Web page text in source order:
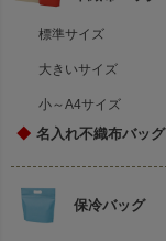
標準サイズ
大きいサイズ
小～A4サイズ
◆ 名入れ不織布バッグ
保冷バッグ